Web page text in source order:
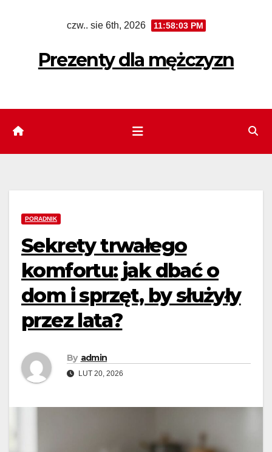
czw.. sie 6th, 2026 11:58:04 PM
Prezenty dla mężczyzn
PORADNIK
Sekrety trwałego
komfortu: jak dbać o
dom i sprzęt, by służyły
przez lata?
By admin
LUT 20, 2026